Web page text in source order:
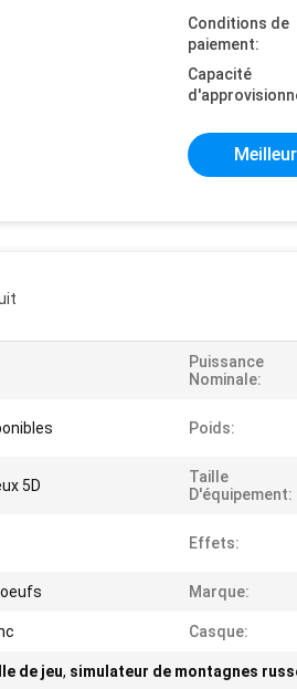
Conditions de
paiement:
Capacité
Puissance
Nominale:
Poids:
5D
Taille
D'équipement:
Effets:
Marque:
Casque:
de jeu, simulateur de montagnes